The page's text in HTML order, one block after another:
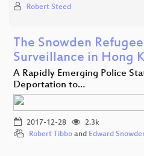
Robert Steed
The Snowden
Surveillance in Hong
A Rapidly Emerging Police
Deportation to…
2017-12-28
2.3k
Robert Tibbo and Edward